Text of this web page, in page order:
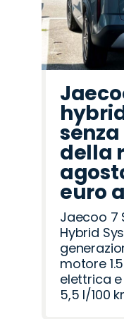
della
euro
Jaecoo 7
Hybrid
motore
elettrica
5,5 l/100